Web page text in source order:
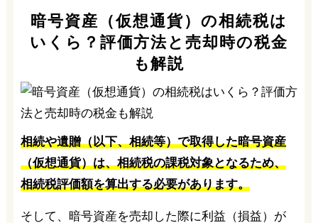
暗号資産（仮想通貨）の相続税は
いくら？評価方法と売却時の税金
も解説
相続や遺贈（以下、相続等）で取得した暗号資産
（仮想通貨）は、相続税の課税対象となるため、
相続税評価額を算出する必要があります。
そして、暗号資産を売却した際に利益（損益）が